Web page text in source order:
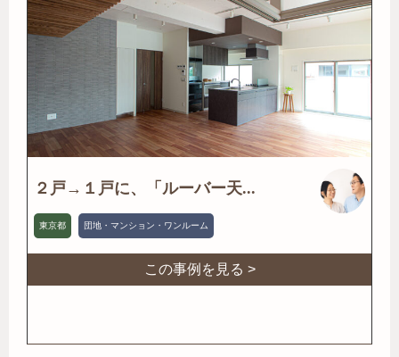
２戸→１戸に、「ルーバー天...
東京都 団地・マンション・ワンルーム
この事例を見る >